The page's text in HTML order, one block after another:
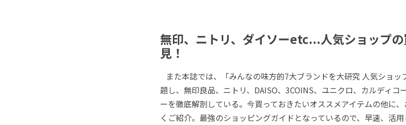
無印、ニトリ、ダイソーetc...人気ショップ
見！
また本誌では、「みんなの味方的7大ブランドを大研究 人気ショッ
題し、無印良品、ニトリ、DAISO、3COINS、ユニクロ、カルディコ
ーを徹底解剖している。今買っておきたいオススメアイテムの他に
くご紹介。最強のショッピングガイドとなっているので、早速、活用